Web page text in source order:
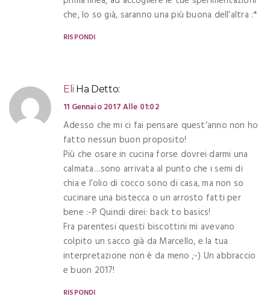
che, lo so già, saranno una più buona dell’altra :*
RISPONDI
Eli Ha Detto:
11 Gennaio 2017 Alle 01:02
Adesso che mi ci fai pensare quest’anno non ho
fatto nessun buon proposito!
Più che osare in cucina forse dovrei darmi una
calmata…sono arrivata al punto che i semi di
chia e l’olio di cocco sono di casa, ma non so
cucinare una bistecca o un arrosto fatti per
bene :-P Quindi direi: back to basics!
Fra parentesi questi biscottini mi avevano
colpito un sacco già da Marcello, e la tua
interpretazione non è da meno ;-) Un abbraccio
e buon 2017!
RISPONDI